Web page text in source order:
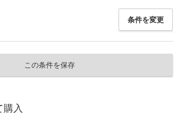
条件を変更
この条件を保存
購入